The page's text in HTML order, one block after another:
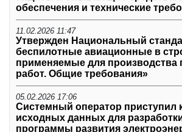
обеспечения и технические
11.02.2026 11:47
Утвержден Национальный
беспилотные авиационные в
применяемые для производства
работ. Общие требования»
05.02.2026 17:06
Системный оператор приступил
исходных данных для
программы развития